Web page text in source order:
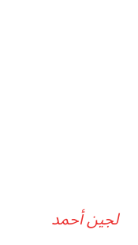
لجين أحمد